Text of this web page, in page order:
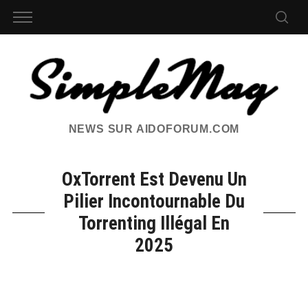
NEWS SUR AIDOFORUM.COM
OxTorrent Est Devenu Un
Pilier Incontournable Du
Torrenting Illégal En
2025